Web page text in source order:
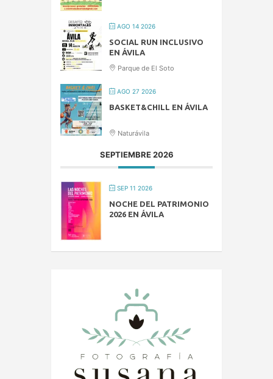
AGO 14 2026
SOCIAL RUN INCLUSIVO
EN ÁVILA
Parque de El Soto
AGO 27 2026
BASKET&CHILL EN ÁVILA
Naturávila
SEPTIEMBRE 2026
SEP 11 2026
NOCHE DEL PATRIMONIO
2026 EN ÁVILA